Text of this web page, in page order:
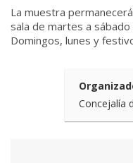
La muestra
sala de martes a
Domingos, lunes y
Concejalía